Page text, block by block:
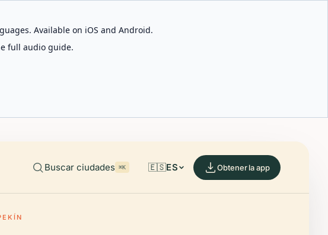
Available on iOS and Android.
full audio guide.
Buscar ciudades ⌘K 🇪🇸ES Obtener la app